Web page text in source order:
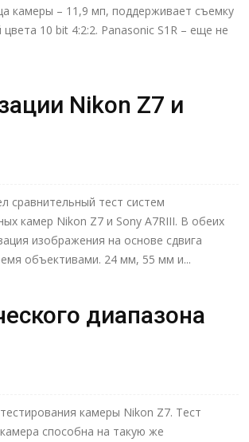
камеры – 11,9 мп, поддерживает съемку
10 bit 4:2:2. Panasonic S1R – еще не
Nikon Z7 и
сравнительный тест систем
камер Nikon Z7 и Sony A7RIII. В обеих
изображения на основе сдвига
объективами. 24 мм, 55 мм и...
диапазона
камеры Nikon Z7. Тест
способна на такую же